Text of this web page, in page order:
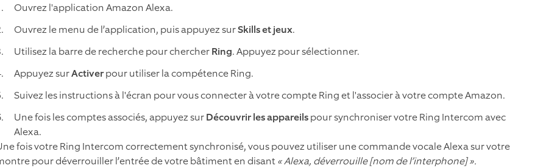
Ouvrez l'application Amazon Alexa.
Ouvrez le menu de l’application, puis appuyez surSkills et jeux.
Utilisez la barre de recherche pour chercherRing. Appuyez pour sélectionner.
Appuyez surActiverpour utiliser la compétence Ring.
Suivez les instructions à l'écran pour vous connecter à votre compte Ring et l'associer à votre compte Amazon.
Une fois les comptes associés, appuyez surDécouvrir les appareilspour synchroniser votre Ring Intercom avec
Alexa.
fois votre Ring Intercom correctement synchronisé, vous pouvez utiliser une commande vocale Alexa sur votre
pour déverrouiller l’entrée de votre bâtiment en disant« Alexa, déverrouille [nom de l’interphone] ».